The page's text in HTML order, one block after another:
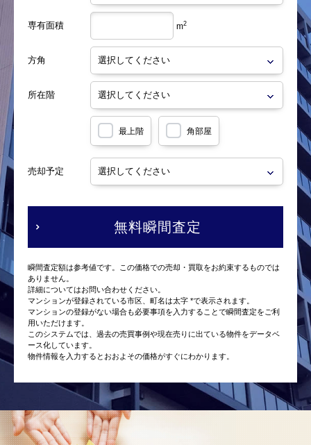
専有面積 m2
方角
所在階
最上階 角部屋
売却予定
無料瞬間査定
瞬間査定額は参考値です。この価格での売却・買取をお約束するものでは
ありません。
詳細についてはお問い合わせください。
マンションが登録されている市区、町名は太字 *で表示されます。
マンションの登録がない場合も必要事項を入力することで瞬間査定をご利
用いただけます。
このシステムでは、過去の売買事例や現在売りに出ている物件をデータベ
ース化しています。
物件情報を入力するとおおよその価格がすぐにわかります。